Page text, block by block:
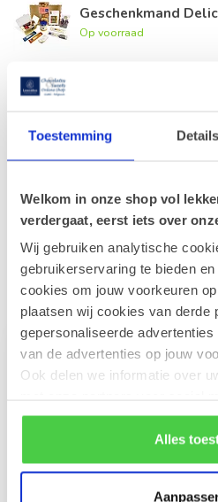
Toestemming Details
Welkom in onze shop vol
verdergaat, eerst iets over
Wij gebruiken analytische
gebruikerservaring te bieden
cookies om jouw voorkeuren
plaatsen wij cookies van derde
gepersonaliseerde advertenties
van de advertenties op jouw
Ook delen we informatie over
rekening mee dat als je
de correcte werking van de
Alles
Geschenkmand
Op voorraad
Op voorraad
Recent bekeken